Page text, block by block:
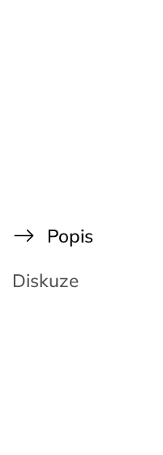
Popis
Diskuze